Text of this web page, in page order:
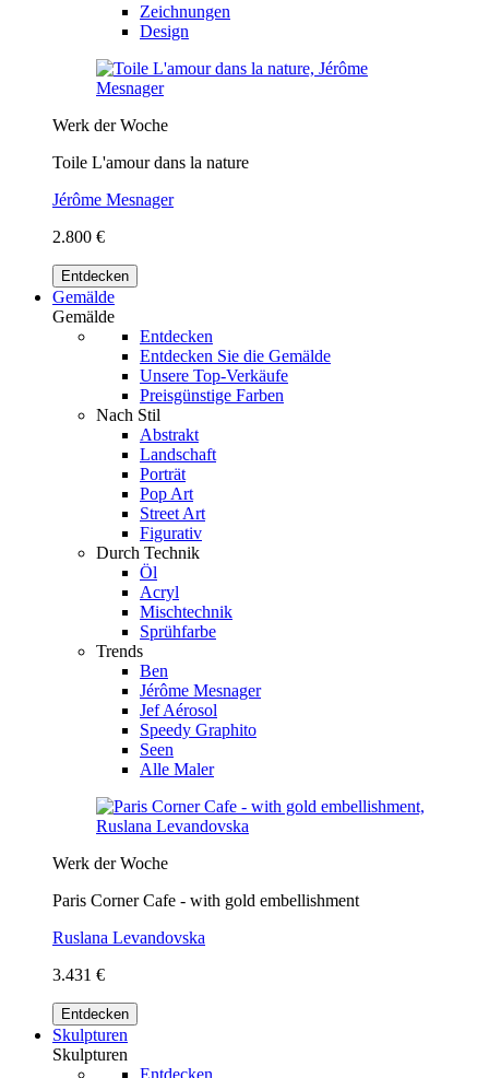
Zeichnungen
Design
Werk der Woche
Toile L'amour dans la nature
Jérôme Mesnager
2.800 €
Entdecken
Gemälde
Gemälde
Entdecken
Entdecken Sie die Gemälde
Unsere Top-Verkäufe
Preisgünstige Farben
Nach Stil
Abstrakt
Landschaft
Porträt
Pop Art
Street Art
Figurativ
Durch Technik
Öl
Acryl
Mischtechnik
Sprühfarbe
Trends
Ben
Jérôme Mesnager
Jef Aérosol
Speedy Graphito
Seen
Alle Maler
Werk der Woche
Paris Corner Cafe - with gold embellishment
Ruslana Levandovska
3.431 €
Entdecken
Skulpturen
Skulpturen
Entdecken